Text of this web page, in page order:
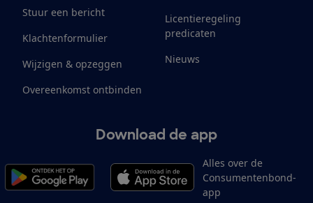
Stuur een bericht
Klachtenformulier
Wijzigen & opzeggen
Overeenkomst ontbinden
Licentieregeling
predicaten
Nieuws
Download de app
Alles over de
Consumentenbond-
app